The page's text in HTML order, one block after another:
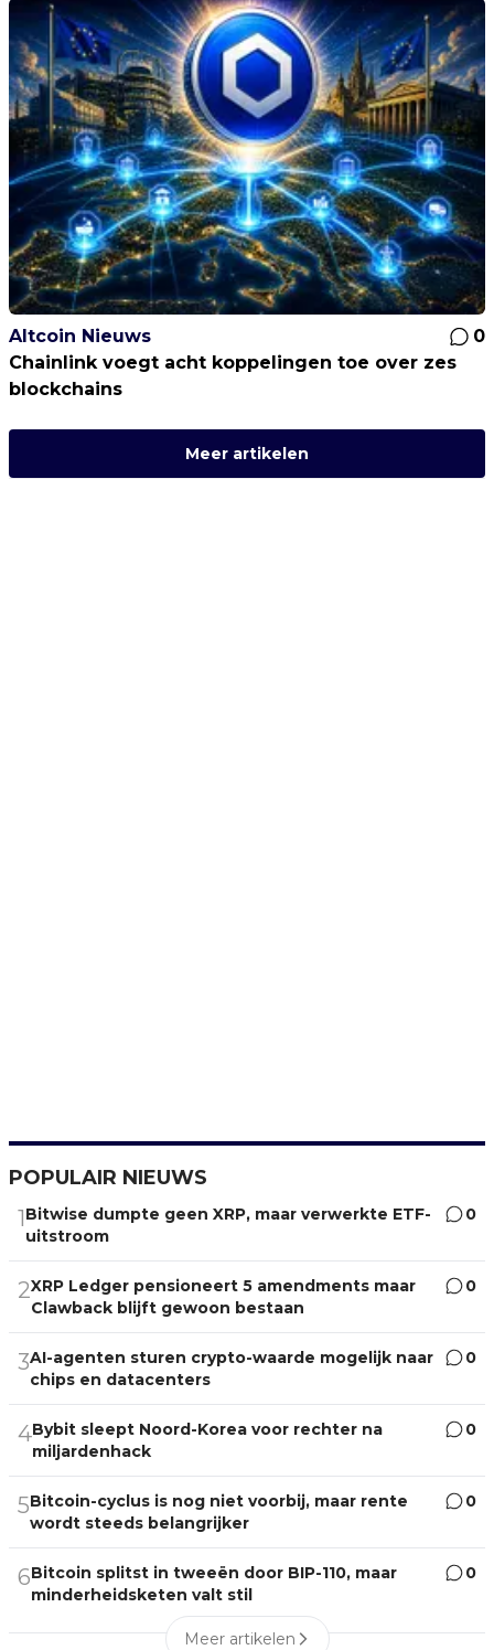
Altcoin Nieuws
0
Chainlink voegt acht koppelingen toe over zes
blockchains
Meer artikelen
POPULAIR NIEUWS
1Bitwise dumpte geen XRP, maar verwerkte ETF-
uitstroom
0
2XRP Ledger pensioneert 5 amendments maar
Clawback blijft gewoon bestaan
0
3AI-agenten sturen crypto-waarde mogelijk naar
chips en datacenters
0
4Bybit sleept Noord-Korea voor rechter na
miljardenhack
0
5Bitcoin-cyclus is nog niet voorbij, maar rente
wordt steeds belangrijker
0
6Bitcoin splitst in tweeën door BIP-110, maar
minderheidsketen valt stil
0
Meer artikelen